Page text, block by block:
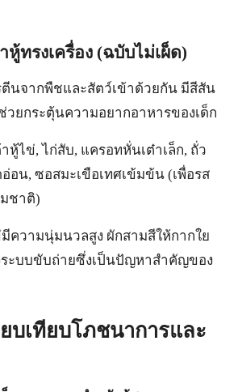
หู้ทรงเครื่อง (ฉบับไม่เผ็ด)
ตีนจากพืชและสัตว์เข้าด้วยกัน มีสีสัน
วยกระตุ้นความอยากอาหารของเด็ก
าหู้ไข่, ไก่สับ, แครอทหั่นเต๋าเล็ก, ถั่ว
อน, ซอสมะเขือเทศเข้มข้น (เพื่อรส
ชาติ)
ความนุ่มนวลสูง ผักสามสีให้กากใย
ระบบขับถ่ายซึ่งเป็นปัญหาสำคัญของ
บเทียบโภชนาการและ